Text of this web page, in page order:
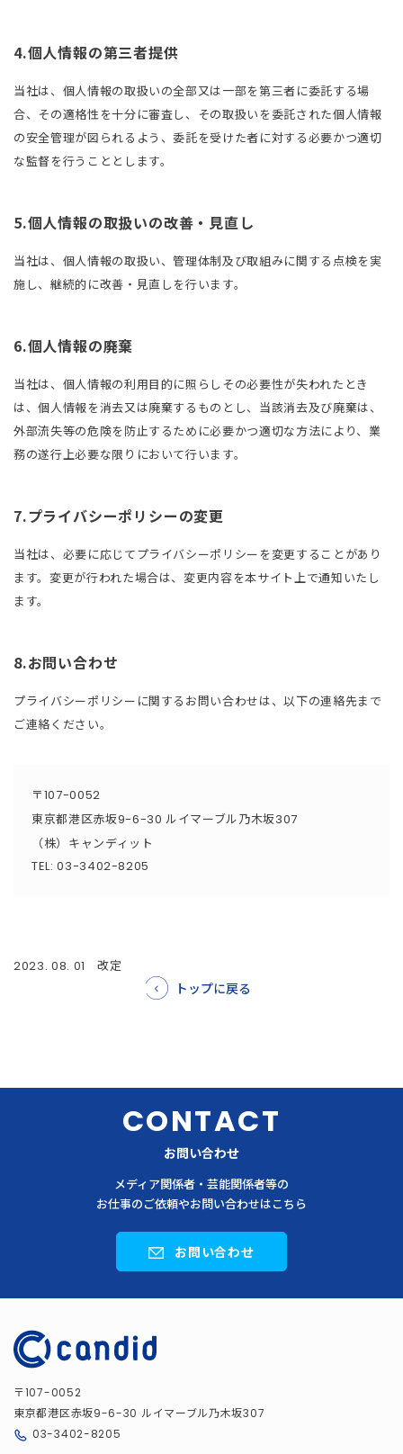
4.個人情報の第三者提供
当社は、個人情報の取扱いの全部又は一部を第三者に委託する場
合、その適格性を十分に審査し、その取扱いを委託された個人情報
の安全管理が図られるよう、委託を受けた者に対する必要かつ適切
な監督を行うこととします。
5.個人情報の取扱いの改善・見直し
当社は、個人情報の取扱い、管理体制及び取組みに関する点検を実
施し、継続的に改善・見直しを行います。
6.個人情報の廃棄
当社は、個人情報の利用目的に照らしその必要性が失われたとき
は、個人情報を消去又は廃棄するものとし、当該消去及び廃棄は、
外部流失等の危険を防止するために必要かつ適切な方法により、業
務の遂行上必要な限りにおいて行います。
7.プライバシーポリシーの変更
当社は、必要に応じてプライバシーポリシーを変更することがあり
ます。変更が行われた場合は、変更内容を本サイト上で通知いたし
ます。
8.お問い合わせ
プライバシーポリシーに関するお問い合わせは、以下の連絡先まで
ご連絡ください。
〒107-0052
東京都港区赤坂9-6-30 ルイマーブル乃木坂307
（株）キャンディット
TEL: 03-3402-8205
2023. 08. 01 改定
トップに戻る
CONTACT
お問い合わせ
メディア関係者・芸能関係者等の
お仕事のご依頼やお問い合わせはこちら
お問い合わせ
〒107-0052
東京都港区赤坂9-6-30 ルイマーブル乃木坂307
03-3402-8205